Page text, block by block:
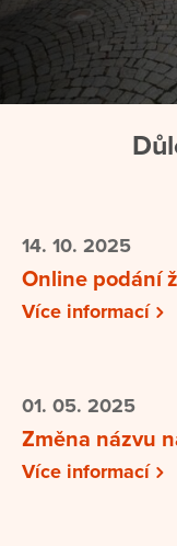
14. 10. 2025
Online podání
Více informací
01. 05. 2025
Změna názvu
Více informací